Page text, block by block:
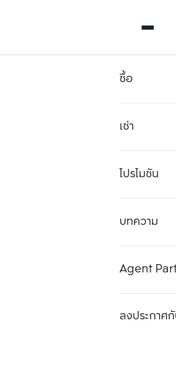
ซื้อ
เช่า
โปรโมชัน
บทความ
Agent
ลงประกาศกั